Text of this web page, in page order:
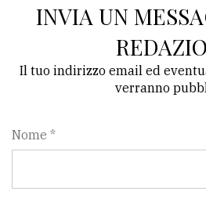
INVIA UN
Il tuo indirizzo email ed
verranno
Nome *